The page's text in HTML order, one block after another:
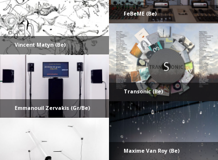
FeBeME (Be)
Vincent Matyn (Be)
Transonic (Be)
Emmanouil Zervakis (Gr/Be)
Maxime Van Roy (Be)